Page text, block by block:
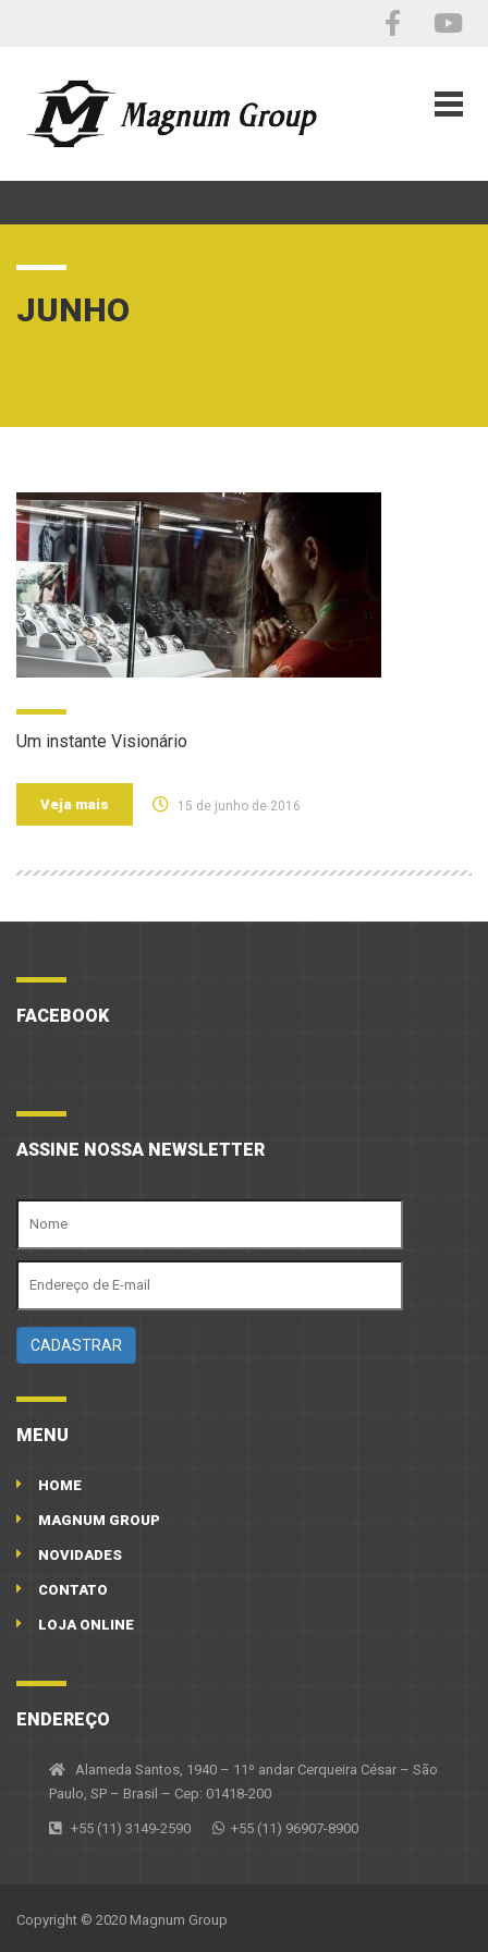
JUNHO
Um instante Visionário
Veja mais 15 de junho de 2016
FACEBOOK
ASSINE NOSSA NEWSLETTER
MENU
HOME
MAGNUM GROUP
NOVIDADES
CONTATO
LOJA ONLINE
ENDEREÇO
Alameda Santos, 1940 – 11º andar Cerqueira César – São
Paulo, SP – Brasil – Cep: 01418-200
+55 (11) 3149-2590 +55 (11) 96907-8900
Copyright © 2020 Magnum Group